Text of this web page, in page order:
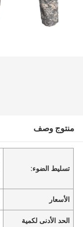
منتوج وصف
تسليط الضوء:
الأسعار
الحد الأدنى لكمية